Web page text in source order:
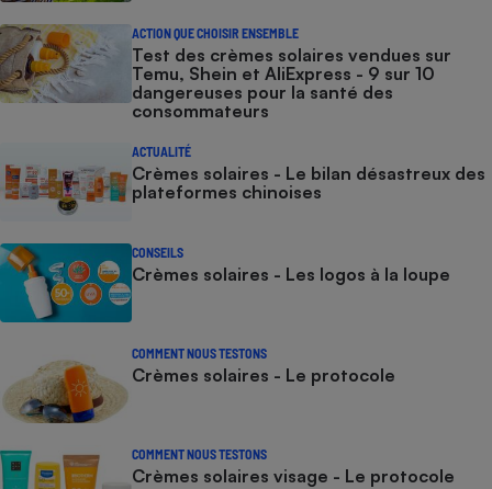
ACTION QUE CHOISIR ENSEMBLE
Test des crèmes solaires vendues sur
Temu, Shein et AliExpress - 9 sur 10
dangereuses pour la santé des
consommateurs
ACTUALITÉ
Crèmes solaires - Le bilan désastreux des
plateformes chinoises
CONSEILS
Crèmes solaires - Les logos à la loupe
COMMENT NOUS TESTONS
Crèmes solaires - Le protocole
COMMENT NOUS TESTONS
Crèmes solaires visage - Le protocole